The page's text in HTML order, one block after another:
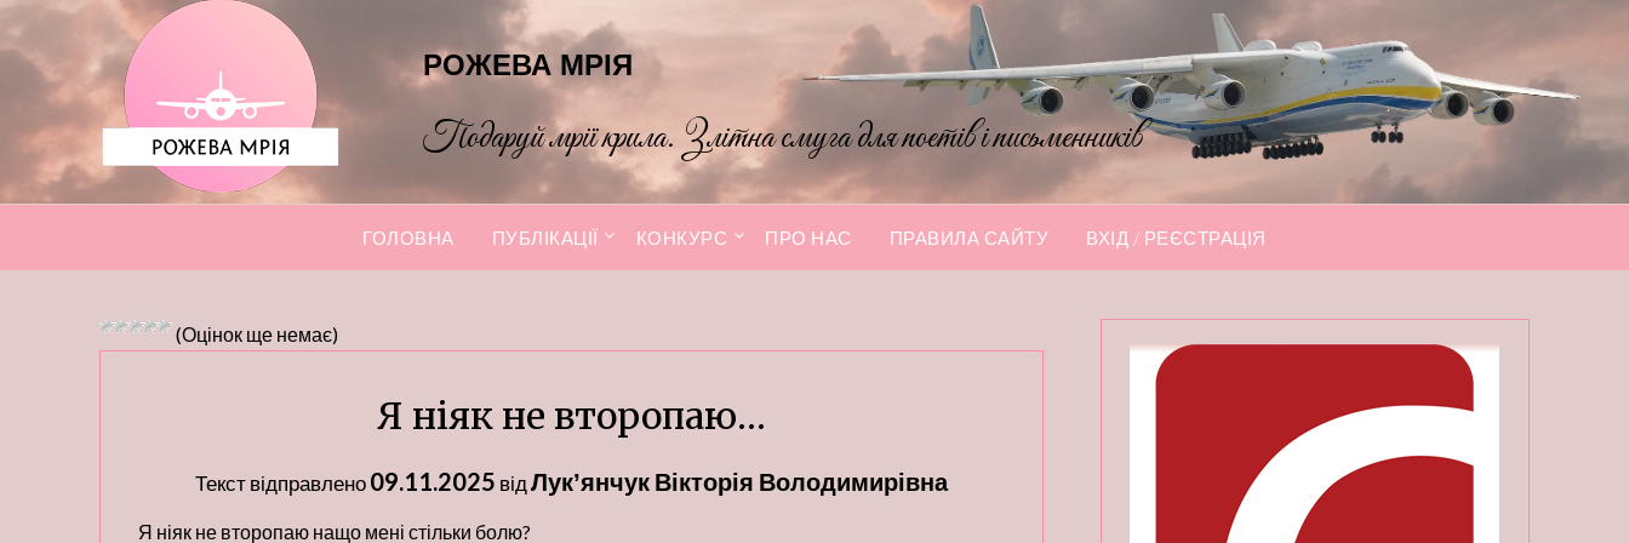
Перейти
до
вмісту
РОЖЕВА МРІЯ
Подаруй мрії крила. Злітна смуга для поетів і письменників
ГОЛОВНА ПУБЛІКАЦІЇ КОНКУРС ПРО НАС ПРАВИЛА САЙТУ ВХІД / РЕЄСТРАЦІЯ
(Оцінок ще немає)
Я ніяк не второпаю…
Текст відправлено09.11.2025 відЛукʼянчук Вікторія Володимирівна
Я ніяк не второпаю нащо мені стільки болю?